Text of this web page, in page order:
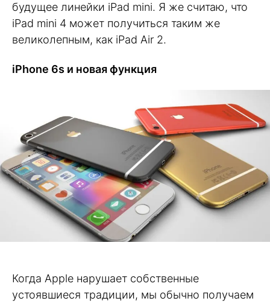
будущее линейки iPad mini. Я же считаю, что
iPad mini 4 может получиться таким же
великолепным, как iPad Air 2.
iPhone 6s и новая функция
Когда Apple нарушает собственные
устоявшиеся традиции, мы обычно получаем